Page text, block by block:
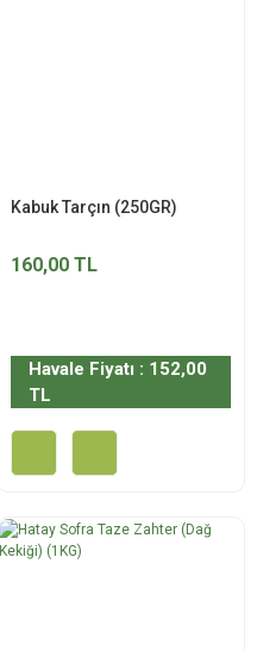
Kabuk Tarçın (250GR)
160,00 TL
Havale Fiyatı : 152,00
TL